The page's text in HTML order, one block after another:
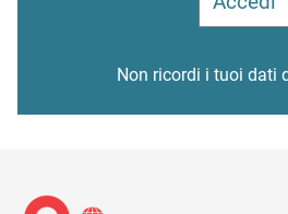
Non ricordi i tuoi dati